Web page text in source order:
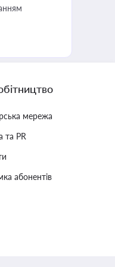
мережа
та PR
абонентів